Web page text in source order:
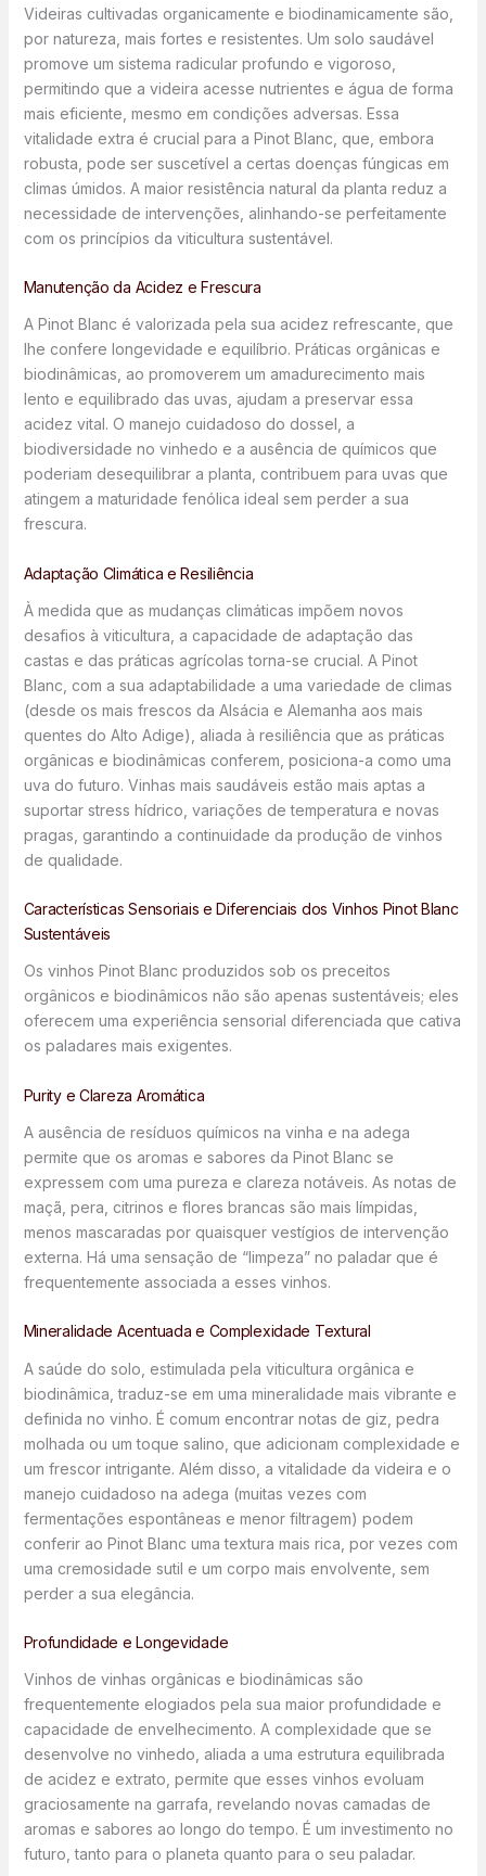
Videiras cultivadas organicamente e biodinamicamente são,
por natureza, mais fortes e resistentes. Um solo saudável
promove um sistema radicular profundo e vigoroso,
permitindo que a videira acesse nutrientes e água de forma
mais eficiente, mesmo em condições adversas. Essa
vitalidade extra é crucial para a Pinot Blanc, que, embora
robusta, pode ser suscetível a certas doenças fúngicas em
climas úmidos. A maior resistência natural da planta reduz a
necessidade de intervenções, alinhando-se perfeitamente
com os princípios da viticultura sustentável.
Manutenção da Acidez e Frescura
A Pinot Blanc é valorizada pela sua acidez refrescante, que
lhe confere longevidade e equilíbrio. Práticas orgânicas e
biodinâmicas, ao promoverem um amadurecimento mais
lento e equilibrado das uvas, ajudam a preservar essa
acidez vital. O manejo cuidadoso do dossel, a
biodiversidade no vinhedo e a ausência de químicos que
poderiam desequilibrar a planta, contribuem para uvas que
atingem a maturidade fenólica ideal sem perder a sua
frescura.
Adaptação Climática e Resiliência
À medida que as mudanças climáticas impõem novos
desafios à viticultura, a capacidade de adaptação das
castas e das práticas agrícolas torna-se crucial. A Pinot
Blanc, com a sua adaptabilidade a uma variedade de climas
(desde os mais frescos da Alsácia e Alemanha aos mais
quentes do Alto Adige), aliada à resiliência que as práticas
orgânicas e biodinâmicas conferem, posiciona-a como uma
uva do futuro. Vinhas mais saudáveis estão mais aptas a
suportar stress hídrico, variações de temperatura e novas
pragas, garantindo a continuidade da produção de vinhos
de qualidade.
Características Sensoriais e Diferenciais dos Vinhos Pinot Blanc
Sustentáveis
Os vinhos Pinot Blanc produzidos sob os preceitos
orgânicos e biodinâmicos não são apenas sustentáveis; eles
oferecem uma experiência sensorial diferenciada que cativa
os paladares mais exigentes.
Purity e Clareza Aromática
A ausência de resíduos químicos na vinha e na adega
permite que os aromas e sabores da Pinot Blanc se
expressem com uma pureza e clareza notáveis. As notas de
maçã, pera, citrinos e flores brancas são mais límpidas,
menos mascaradas por quaisquer vestígios de intervenção
externa. Há uma sensação de “limpeza” no paladar que é
frequentemente associada a esses vinhos.
Mineralidade Acentuada e Complexidade Textural
A saúde do solo, estimulada pela viticultura orgânica e
biodinâmica, traduz-se em uma mineralidade mais vibrante e
definida no vinho. É comum encontrar notas de giz, pedra
molhada ou um toque salino, que adicionam complexidade e
um frescor intrigante. Além disso, a vitalidade da videira e o
manejo cuidadoso na adega (muitas vezes com
fermentações espontâneas e menor filtragem) podem
conferir ao Pinot Blanc uma textura mais rica, por vezes com
uma cremosidade sutil e um corpo mais envolvente, sem
perder a sua elegância.
Profundidade e Longevidade
Vinhos de vinhas orgânicas e biodinâmicas são
frequentemente elogiados pela sua maior profundidade e
capacidade de envelhecimento. A complexidade que se
desenvolve no vinhedo, aliada a uma estrutura equilibrada
de acidez e extrato, permite que esses vinhos evoluam
graciosamente na garrafa, revelando novas camadas de
aromas e sabores ao longo do tempo. É um investimento no
futuro, tanto para o planeta quanto para o seu paladar.